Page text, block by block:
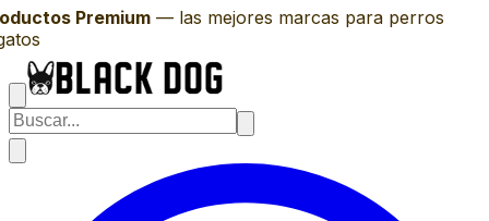
Premium—las mejores marcas para perros